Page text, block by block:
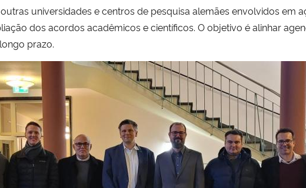
universidades e centros de pesquisa alemães envolvidos em
dos acordos acadêmicos e científicos. O objetivo é alinhar
prazo.